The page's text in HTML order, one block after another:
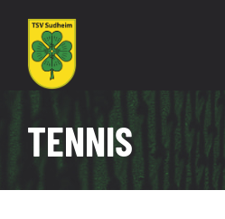
Inhalt
springen
TENNIS